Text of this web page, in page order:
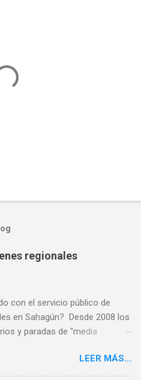
regionales
con el servicio público de
en Sahagún? Desde 2008 los
y paradas de "media
deficiente ✅ PASO 2: Malos
3: Los usuarios son
LEER MÁS...